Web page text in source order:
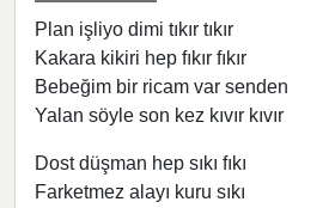
Plan işliyo dimi tıkır tıkır
Kakara kikiri hep fıkır fıkır
Bebeğim bir ricam var senden
Yalan söyle son kez kıvır kıvır
Dost düşman hep sıkı fıkı
Farketmez alayı kuru sıkı